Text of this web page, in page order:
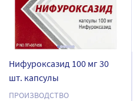
Нифуроксазид 100 мг 30
шт. капсулы
ПРОИЗВОДСТВО